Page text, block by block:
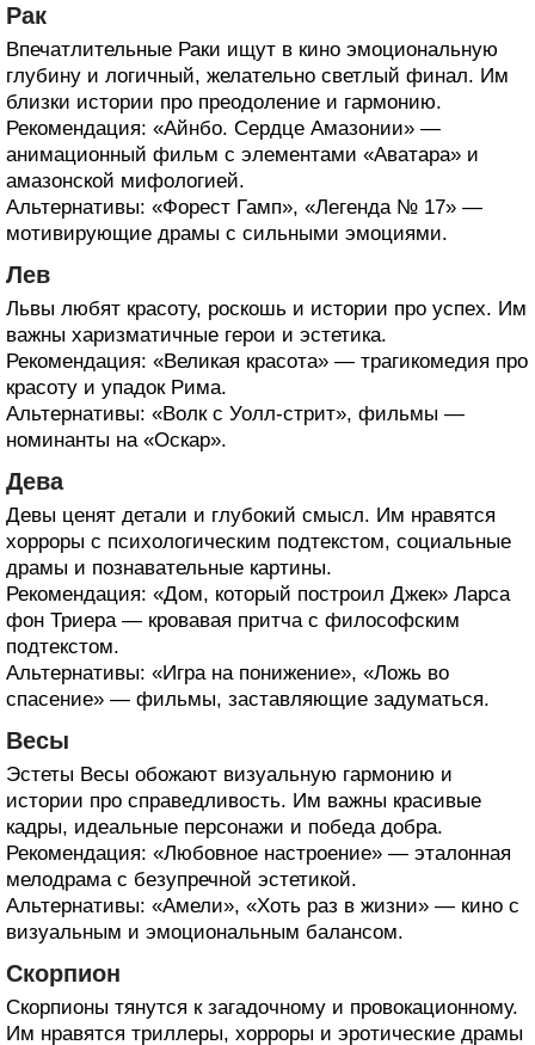
Рак
Впечатлительные Раки ищут в кино эмоциональную
глубину и логичный, желательно светлый финал. Им
близки истории про преодоление и гармонию.
Рекомендация: «Айнбо. Сердце Амазонии» —
анимационный фильм с элементами «Аватара» и
амазонской мифологией.
Альтернативы: «Форест Гамп», «Легенда № 17» —
мотивирующие драмы с сильными эмоциями.
Лев
Львы любят красоту, роскошь и истории про успех. Им
важны харизматичные герои и эстетика.
Рекомендация: «Великая красота» — трагикомедия про
красоту и упадок Рима.
Альтернативы: «Волк с Уолл-стрит», фильмы —
номинанты на «Оскар».
Дева
Девы ценят детали и глубокий смысл. Им нравятся
хорроры с психологическим подтекстом, социальные
драмы и познавательные картины.
Рекомендация: «Дом, который построил Джек» Ларса
фон Триера — кровавая притча с философским
подтекстом.
Альтернативы: «Игра на понижение», «Ложь во
спасение» — фильмы, заставляющие задуматься.
Весы
Эстеты Весы обожают визуальную гармонию и
истории про справедливость. Им важны красивые
кадры, идеальные персонажи и победа добра.
Рекомендация: «Любовное настроение» — эталонная
мелодрама с безупречной эстетикой.
Альтернативы: «Амели», «Хоть раз в жизни» — кино с
визуальным и эмоциональным балансом.
Скорпион
Скорпионы тянутся к загадочному и провокационному.
Им нравятся триллеры, хорроры и эротические драмы